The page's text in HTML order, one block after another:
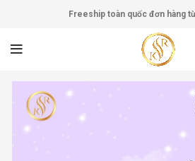
Freeship toàn quốc đơn hàng